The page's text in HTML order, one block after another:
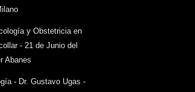
y Obstetricia en
- 21 de Junio del
Abanes
- Dr. Gustavo Ugas -